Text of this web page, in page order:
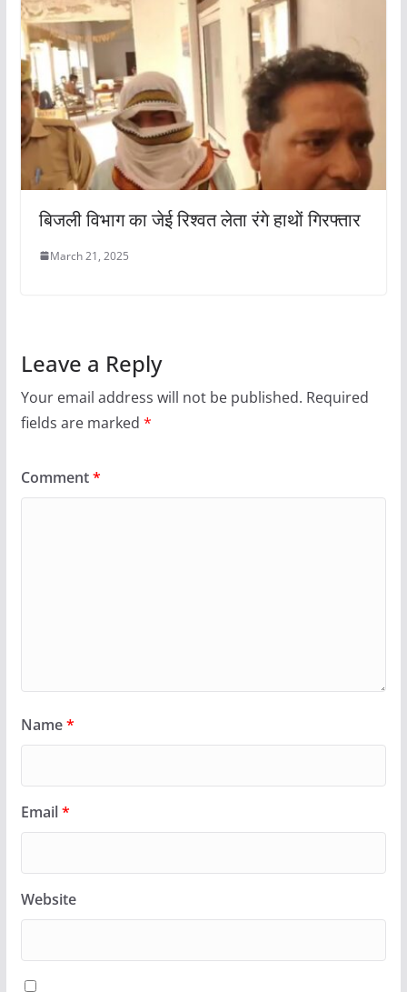
​बिजली विभाग का जेई रिश्वत लेता रंगे हाथों गिरफ्तार
March 21, 2025
Leave a Reply
Your email address will not be published. Required
fields are marked *
Comment*
Name*
Email*
Website